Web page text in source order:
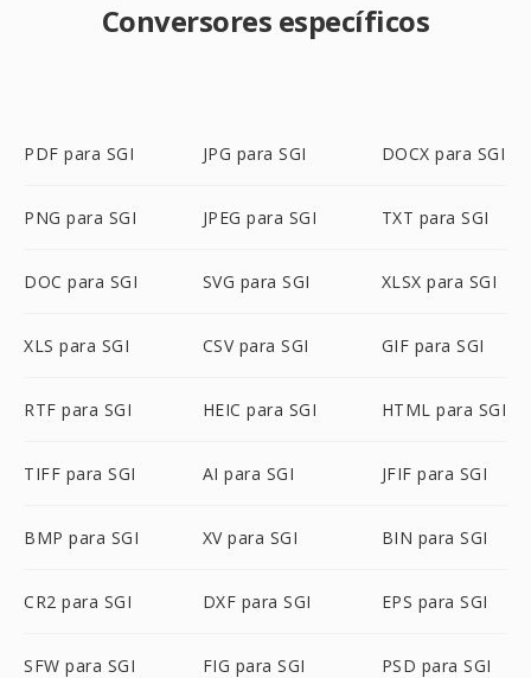
Conversores específicos
PDF para SGI JPG para SGI DOCX para SGI
PNG para SGI JPEG para SGI TXT para SGI
DOC para SGI SVG para SGI XLSX para SGI
XLS para SGI CSV para SGI GIF para SGI
RTF para SGI HEIC para SGI HTML para SGI
TIFF para SGI AI para SGI JFIF para SGI
BMP para SGI XV para SGI BIN para SGI
CR2 para SGI DXF para SGI EPS para SGI
SFW para SGI FIG para SGI PSD para SGI